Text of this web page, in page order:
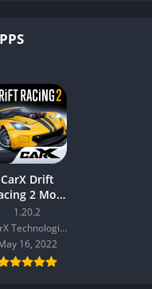
CarX Drift
2 Mod
Android
1.20.2
CarX Technologies
16, 2022